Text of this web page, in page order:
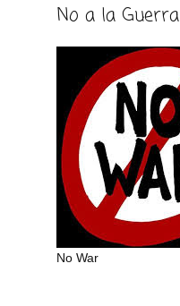
No a la Guerra
No War